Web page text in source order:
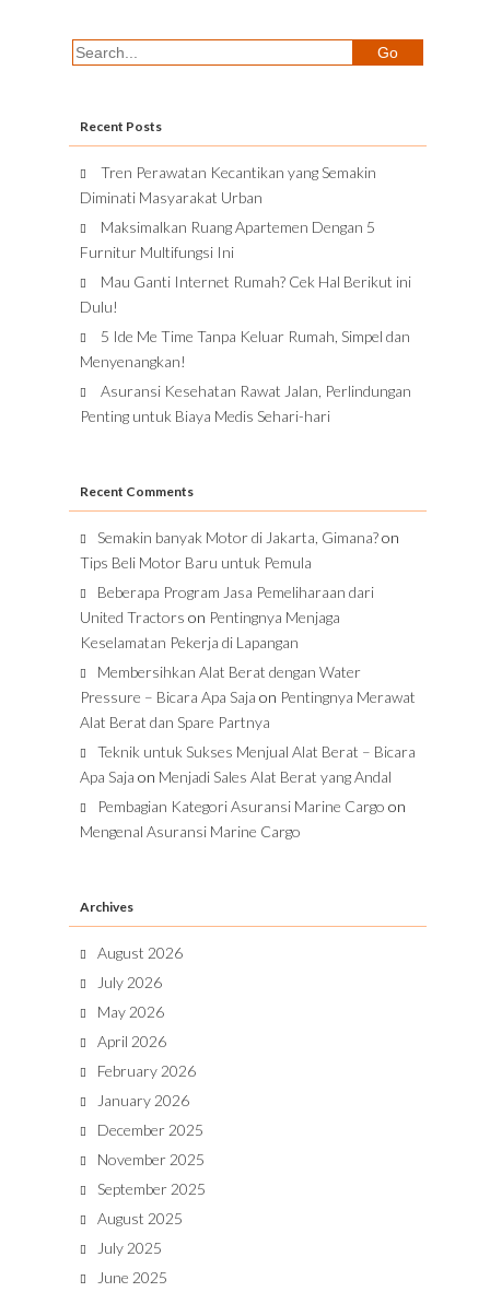
Recent Posts
Tren Perawatan Kecantikan yang Semakin
Diminati Masyarakat Urban
Maksimalkan Ruang Apartemen Dengan 5
Furnitur Multifungsi Ini
Mau Ganti Internet Rumah? Cek Hal Berikut ini
Dulu!
5 Ide Me Time Tanpa Keluar Rumah, Simpel dan
Menyenangkan!
Asuransi Kesehatan Rawat Jalan, Perlindungan
Penting untuk Biaya Medis Sehari-hari
Recent Comments
Semakin banyak Motor di Jakarta, Gimana?on
Tips Beli Motor Baru untuk Pemula
Beberapa Program Jasa Pemeliharaan dari
United Tractors on Pentingnya Menjaga
Keselamatan Pekerja di Lapangan
Membersihkan Alat Berat dengan Water
Pressure – Bicara Apa Saja on Pentingnya Merawat
Alat Berat dan Spare Partnya
Teknik untuk Sukses Menjual Alat Berat – Bicara
Apa Saja on Menjadi Sales Alat Berat yang Andal
Pembagian Kategori Asuransi Marine Cargo on
Mengenal Asuransi Marine Cargo
Archives
August 2026
July 2026
May 2026
April 2026
February 2026
January 2026
December 2025
November 2025
September 2025
August 2025
July 2025
June 2025